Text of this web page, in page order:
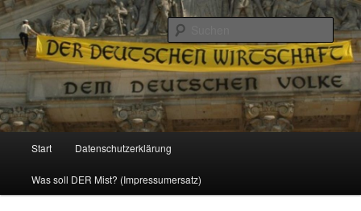
Reizzentrum
Politik, Wirtschaft, Soziales und Gesellschaft
Zum
Inhalt
Zum
sekundären
Start Datenschutzerklärung
Was soll DER Mist? (Impressumersatz)